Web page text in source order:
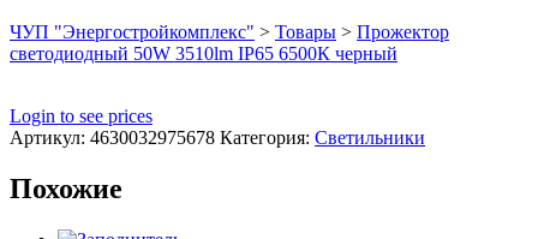
ЧУП "Энергостройкомплекс" > Товары > Прожектор
светодиодный 50W 3510lm IP65 6500К черный
Login to see prices
Артикул: 4630032975678 Категория: Светильники
Похожие